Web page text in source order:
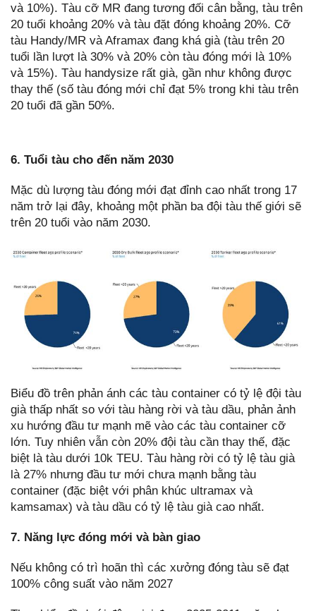
và 10%). Tàu cỡ MR đang tương đối cân bằng, tàu trên
20 tuổi khoảng 20% và tàu đặt đóng khoảng 20%. Cỡ
tàu Handy/MR và Aframax đang khá già (tàu trên 20
tuổi lần lượt là 30% và 20% còn tàu đóng mới là 10%
và 15%). Tàu handysize rất già, gần như không được
thay thế (số tàu đóng mới chỉ đạt 5% trong khi tàu trên
20 tuổi đã gần 50%.
6. Tuổi tàu cho đến năm 2030
Mặc dù lượng tàu đóng mới đạt đỉnh cao nhất trong 17
năm trở lại đây, khoảng một phần ba đội tàu thế giới sẽ
trên 20 tuổi vào năm 2030.
Biểu đồ trên phản ánh các tàu container có tỷ lệ đội tàu
già thấp nhất so với tàu hàng rời và tàu dầu, phản ảnh
xu hướng đầu tư mạnh mẽ vào các tàu container cỡ
lớn. Tuy nhiên vẫn còn 20% đội tàu cần thay thế, đặc
biệt là tàu dưới 10k TEU. Tàu hàng rời có tỷ lệ tàu già
là 27% nhưng đầu tư mới chưa mạnh bằng tàu
container (đặc biệt với phân khúc ultramax và
kamsamax) và tàu dầu có tỷ lệ tàu già cao nhất.
7. Năng lực đóng mới và bàn giao
Nếu không có trì hoãn thì các xưởng đóng tàu sẽ đạt
100% công suất vào năm 2027